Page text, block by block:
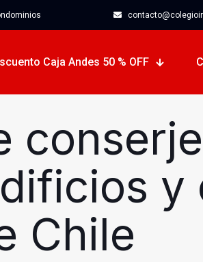
Caja Andes 50 % OFF
y
Chile